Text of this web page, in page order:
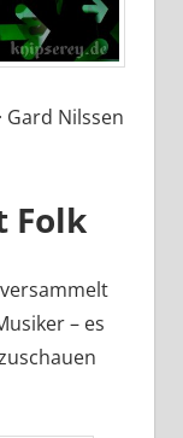
Gard Nilssen
Folk
– es